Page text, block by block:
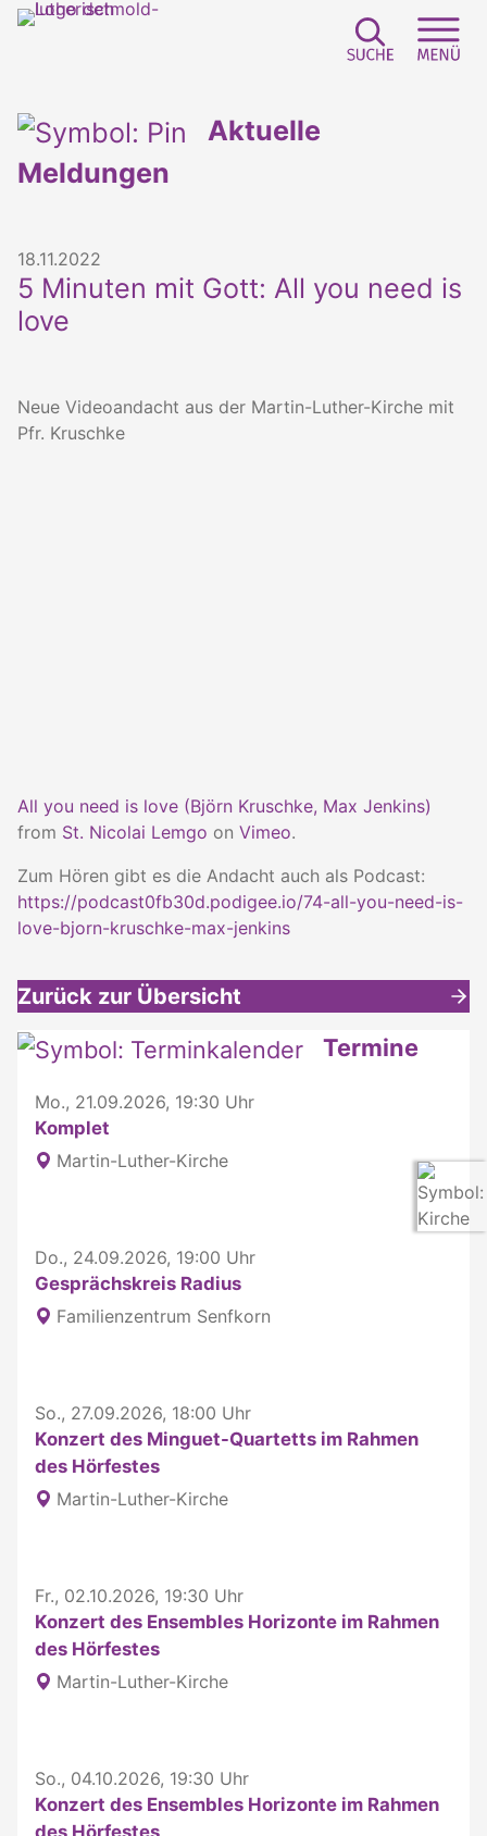
Aktuelle
Meldungen
18.11.2022
5 Minuten mit Gott: All you need is
love
Neue Videoandacht aus der Martin-Luther-Kirche mit
Pfr. Kruschke
All you need is love (Björn Kruschke, Max Jenkins)
from St. Nicolai Lemgo on Vimeo.
Zum Hören gibt es die Andacht auch als Podcast:
https://podcast0fb30d.podigee.io/74-all-you-need-is-
love-bjorn-kruschke-max-jenkins
Zurück zur Übersicht
Weitere interessante Inhalte Termine
Mo., 21.09.2026, 19:30 Uhr
Komplet
Martin-Luther-Kirche
Do., 24.09.2026, 19:00 Uhr
Gesprächskreis Radius
Familienzentrum Senfkorn
So., 27.09.2026, 18:00 Uhr
Konzert des Minguet-Quartetts im Rahmen
des Hörfestes
Martin-Luther-Kirche
Fr., 02.10.2026, 19:30 Uhr
Konzert des Ensembles Horizonte im Rahmen
des Hörfestes
Martin-Luther-Kirche
So., 04.10.2026, 19:30 Uhr
Konzert des Ensembles Horizonte im Rahmen
des Hörfestes